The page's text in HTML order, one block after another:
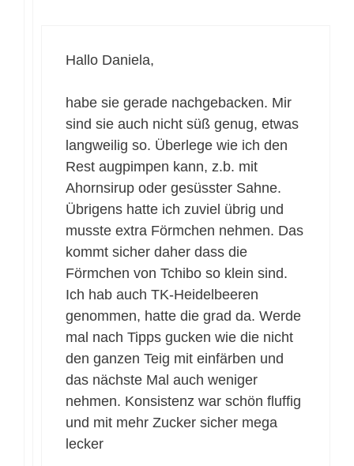
Hallo Daniela,
habe sie gerade nachgebacken. Mir
sind sie auch nicht süß genug, etwas
langweilig so. Überlege wie ich den
Rest augpimpen kann, z.b. mit
Ahornsirup oder gesüsster Sahne.
Übrigens hatte ich zuviel übrig und
musste extra Förmchen nehmen. Das
kommt sicher daher dass die
Förmchen von Tchibo so klein sind.
Ich hab auch TK-Heidelbeeren
genommen, hatte die grad da. Werde
mal nach Tipps gucken wie die nicht
den ganzen Teig mit einfärben und
das nächste Mal auch weniger
nehmen. Konsistenz war schön fluffig
und mit mehr Zucker sicher mega
lecker